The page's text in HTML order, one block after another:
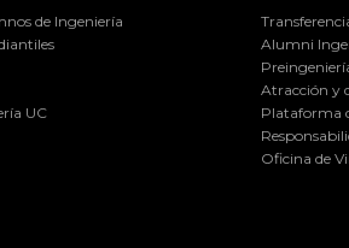
de Ingeniería
UC
Alumni
Atracción y
Plataforma
Oficina de